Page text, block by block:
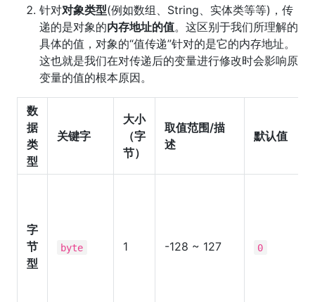
针对对象类型(例如数组、String、实体类等等)，传
递的是对象的内存地址的值。这区别于我们所理解的
具体的值，对象的“值传递”针对的是它的内存地址。
这也就是我们在对传递后的变量进行修改时会影响原
变量的值的根本原因。
数
据
类
型
关键字
大小
（字
节）
取值范围/描
述
默认值
字
节
型
byte 1 -128 ~ 127 0